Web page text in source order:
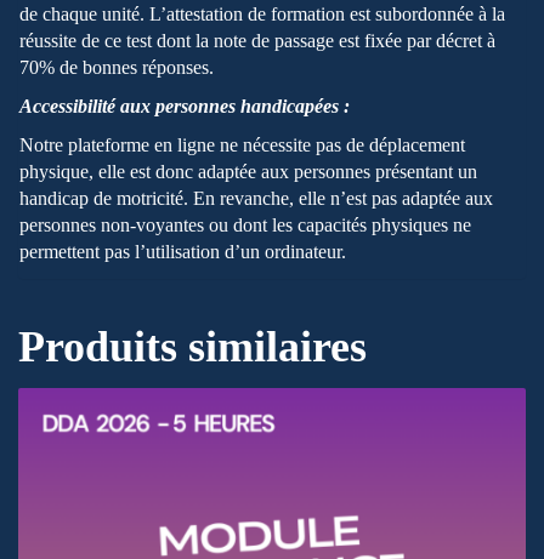
de chaque unité. L’attestation de formation est subordonnée à la
réussite de ce test dont la note de passage est fixée par décret à
70% de bonnes réponses.
Accessibilité aux personnes handicapées :
Notre plateforme en ligne ne nécessite pas de déplacement
physique, elle est donc adaptée aux personnes présentant un
handicap de motricité. En revanche, elle n’est pas adaptée aux
personnes non-voyantes ou dont les capacités physiques ne
permettent pas l’utilisation d’un ordinateur.
Produits similaires